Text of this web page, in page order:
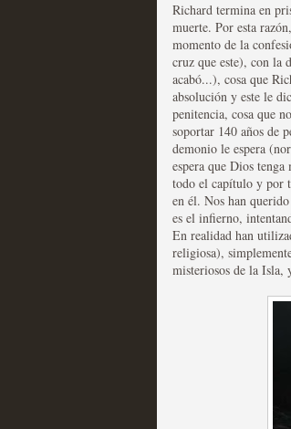
Las
televisión
MOLTISANTI
Recomendación de la
Richard termina en
muerte. Por esta
momento de la
cruz que este), con la
acabó...), cosa que
absolución y este le
penitencia, cosa que
soportar 140 años de
demonio le espera
espera que Dios
todo el capítulo y por
en él. Nos han
es el infierno,
En realidad han
religiosa),
misteriosos de la Isla,